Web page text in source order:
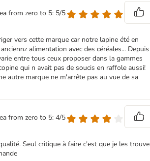
from zero to 5: 5/5
vers cette marque car notre lapine été en
alimentation avec des céréales... Depuis
entre tous ceux proposer dans la gammes
qui n avait pas de soucis en raffole aussi!
autre marque ne m'arrête pas au vue de sa
from zero to 5: 4/5
Seul critique à faire c'est que je les trouve